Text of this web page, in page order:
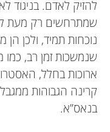
להזיק לאדם. בניגוד
שמתרחשים רק מעת
נוכחות תמיד, ולכן
שנמשכות זמן רב,
ארוכות בחלל,
קרינה הגבוהות
בנאס”א.